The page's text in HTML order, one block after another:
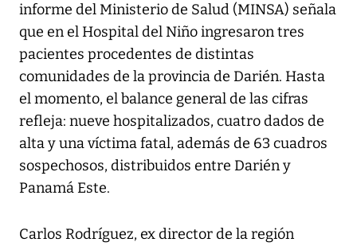
informe del Ministerio de Salud (MINSA) señala
que en el Hospital del Niño ingresaron tres
pacientes procedentes de distintas
comunidades de la provincia de Darién. Hasta
el momento, el balance general de las cifras
refleja: nueve hospitalizados, cuatro dados de
alta y una víctima fatal, además de 63 cuadros
sospechosos, distribuidos entre Darién y
Panamá Este.
Carlos Rodríguez, ex director de la región